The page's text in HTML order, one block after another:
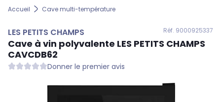
Accueil Cave multi-température
LES PETITS CHAMPS Réf. 9000925337
Cave à vin polyvalente LES PETITS CHAMPS
CAVCDB62
Donner le premier avis